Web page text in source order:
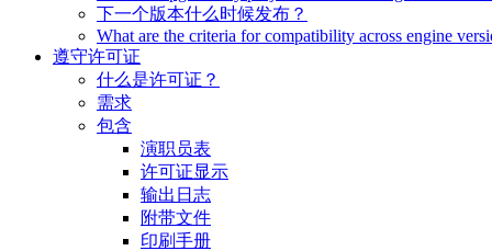
下一个版本什么时候发布？
What are the criteria for compatibility across engine
遵守许可证
什么是许可证？
需求
包含
演职员表
许可证显示
输出日志
附带文件
印刷手册